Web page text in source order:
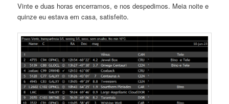
Vinte e duas horas encerramos, e nos despedimos. Meia noite e
quinze eu estava em casa, satisfeito.